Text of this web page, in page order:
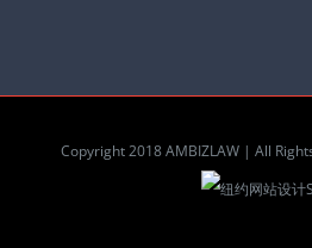
Copyright 2018 AMBIZLAW | All